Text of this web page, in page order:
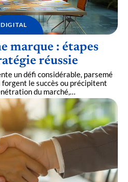
DIGITAL
marque : étapes
réussie
un défi considérable, parsemé
le succès ou précipitent
du marché,…